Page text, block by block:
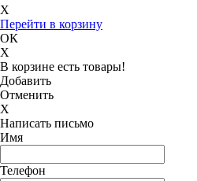
X
Перейти в корзину
ОК
X
В корзине есть товары!
Добавить
Отменить
X
Написать письмо
Имя
Телефон